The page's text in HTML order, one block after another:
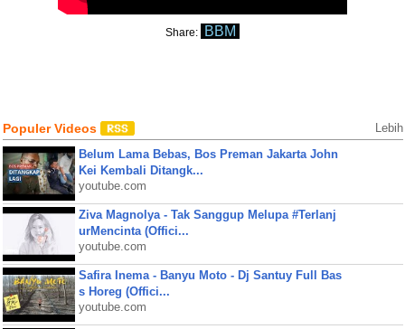
Share: BBM
Populer Videos Lebih
Belum Lama Bebas, Bos Preman Jakarta John
Kei Kembali Ditangk...
youtube.com
Ziva Magnolya - Tak Sanggup Melupa #Terlanj
urMencinta (Offici...
youtube.com
Safira Inema - Banyu Moto - Dj Santuy Full Bas
s Horeg (Offici...
youtube.com